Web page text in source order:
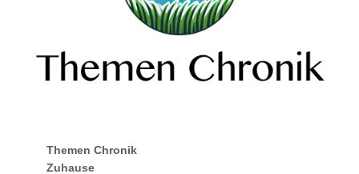
Themen Chronik
Zuhause